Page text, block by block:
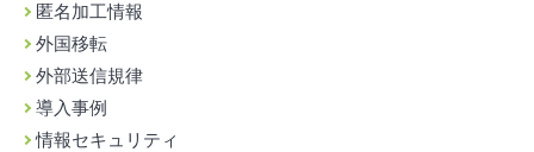
匿名加工情報
外国移転
外部送信規律
導入事例
情報セキュリティ